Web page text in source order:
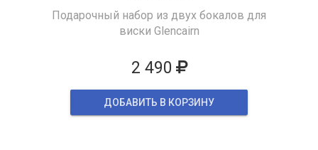
Подарочный набор из двух бокалов для
виски Glencairn
2 490
ДОБАВИТЬ В КОРЗИНУ